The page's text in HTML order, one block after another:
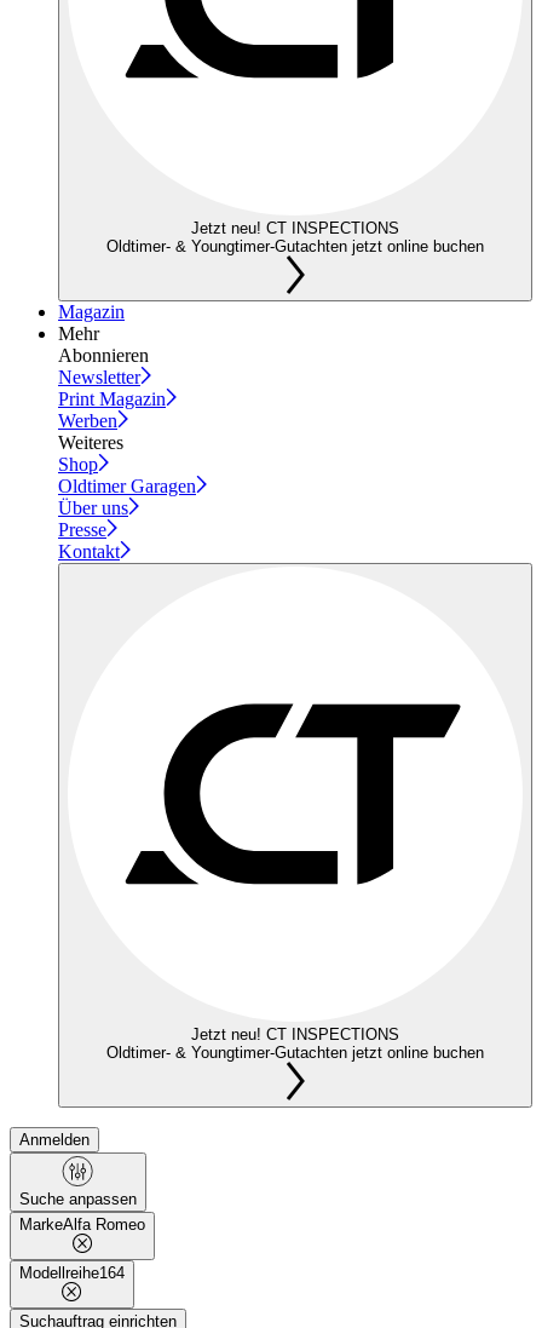
Jetzt neu! CT INSPECTIONS
Oldtimer- & Youngtimer-Gutachten jetzt online buchen
Magazin
Mehr
Abonnieren
Newsletter
Print Magazin
Werben
Weiteres
Shop
Oldtimer Garagen
Über uns
Presse
Kontakt
Jetzt neu! CT INSPECTIONS
Oldtimer- & Youngtimer-Gutachten jetzt online buchen
Anmelden
Suche anpassen
MarkeAlfa Romeo
Modellreihe164
Suchauftrag einrichten